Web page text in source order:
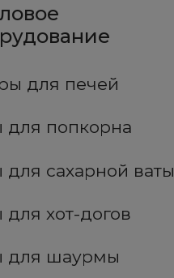
для печей
для попкорна
для сахарной ваты
хот-догов
для шаурмы